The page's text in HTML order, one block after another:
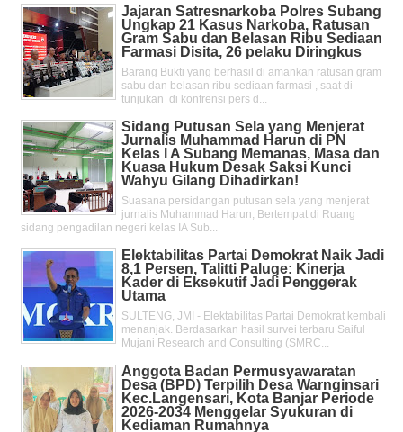
Jajaran Satresnarkoba Polres Subang
Ungkap 21 Kasus Narkoba, Ratusan
Gram Sabu dan Belasan Ribu Sediaan
Farmasi Disita, 26 pelaku Diringkus
Barang Bukti yang berhasil di amankan ratusan gram
sabu dan belasan ribu sediaan farmasi , saat di
tunjukan di konfrensi pers d...
Sidang Putusan Sela yang Menjerat
Jurnalis Muhammad Harun di PN
Kelas l A Subang Memanas, Masa dan
Kuasa Hukum Desak Saksi Kunci
Wahyu Gilang Dihadirkan!
Suasana persidangan putusan sela yang menjerat
jurnalis Muhammad Harun, Bertempat di Ruang
sidang pengadilan negeri kelas IA Sub...
Elektabilitas Partai Demokrat Naik Jadi
8,1 Persen, Talitti Paluge: Kinerja
Kader di Eksekutif Jadi Penggerak
Utama
SULTENG, JMI - Elektabilitas Partai Demokrat kembali
menanjak. Berdasarkan hasil survei terbaru Saiful
Mujani Research and Consulting (SMRC...
Anggota Badan Permusyawaratan
Desa (BPD) Terpilih Desa Warnginsari
Kec.Langensari, Kota Banjar Periode
2026-2034 Menggelar Syukuran di
Kediaman Rumahnya